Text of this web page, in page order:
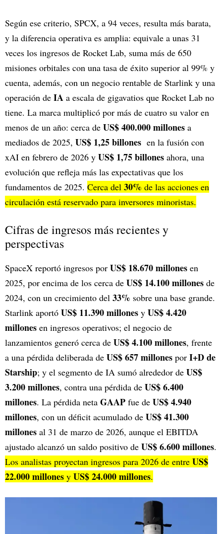
Según ese criterio, SPCX, a 94 veces, resulta más barata,
y la diferencia operativa es amplia: equivale a unas 31
veces los ingresos de Rocket Lab, suma más de 650
misiones orbitales con una tasa de éxito superior al 99% y
cuenta, además, con un negocio rentable de Starlink y una
operación de IA a escala de gigavatios que Rocket Lab no
tiene. La marca multiplicó por más de cuatro su valor en
menos de un año: cerca de US$ 400.000 millones a
mediados de 2025, US$ 1,25 billones en la fusión con
xAI en febrero de 2026 y US$ 1,75 billones ahora, una
evolución que refleja más las expectativas que los
fundamentos de 2025. Cerca del 30% de las acciones en
circulación está reservado para inversores minoristas.
Cifras de ingresos más recientes y
perspectivas
SpaceX reportó ingresos por US$ 18.670 millones en
2025, por encima de los cerca de US$ 14.100 millones de
2024, con un crecimiento del 33% sobre una base grande.
Starlink aportó US$ 11.390 millones y US$ 4.420
millones en ingresos operativos; el negocio de
lanzamientos generó cerca de US$ 4.100 millones, frente
a una pérdida deliberada de US$ 657 millones por I+D de
Starship; y el segmento de IA sumó alrededor de US$
3.200 millones, contra una pérdida de US$ 6.400
millones. La pérdida neta GAAP fue de US$ 4.940
millones, con un déficit acumulado de US$ 41.300
millones al 31 de marzo de 2026, aunque el EBITDA
ajustado alcanzó un saldo positivo de US$ 6.600 millones.
Los analistas proyectan ingresos para 2026 de entre US$
22.000 millones y US$ 24.000 millones.